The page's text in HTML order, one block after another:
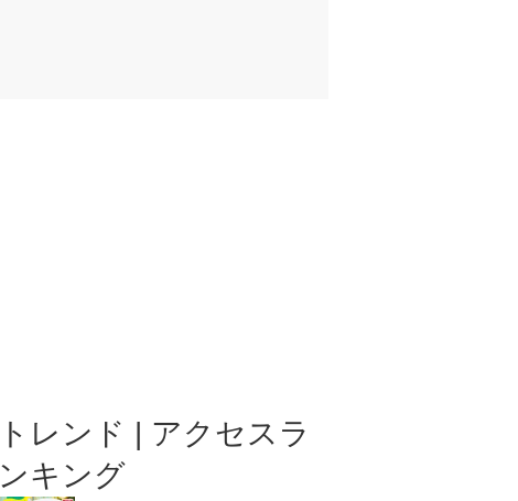
トレンド | アクセスラ
ンキング